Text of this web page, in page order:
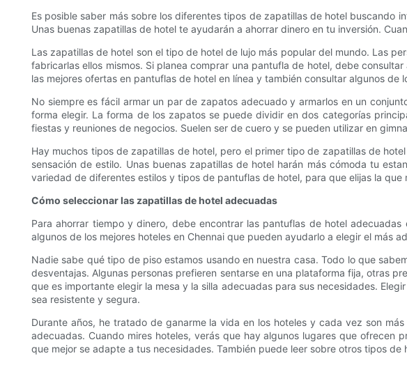
Es posible saber más sobre los diferentes tipos de zapatillas de hotel
Unas buenas zapatillas de hotel te ayudarán a ahorrar dinero en tu inversión.
Las zapatillas de hotel son el tipo de hotel de lujo más popular del mundo. Las
fabricarlas ellos mismos. Si planea comprar una pantufla de hotel, debe
las mejores ofertas en pantuflas de hotel en línea y también consultar algunos
No siempre es fácil armar un par de zapatos adecuado y armarlos en un
forma elegir. La forma de los zapatos se puede dividir en dos categorías
fiestas y reuniones de negocios. Suelen ser de cuero y se pueden utilizar en
Hay muchos tipos de zapatillas de hotel, pero el primer tipo de zapatillas de
sensación de estilo. Unas buenas zapatillas de hotel harán más cómoda tu
variedad de diferentes estilos y tipos de pantuflas de hotel, para que elijas la que
Cómo seleccionar las zapatillas de hotel adecuadas
Para ahorrar tiempo y dinero, debe encontrar las pantuflas de hotel
algunos de los mejores hoteles en Chennai que pueden ayudarlo a elegir el más
Nadie sabe qué tipo de piso estamos usando en nuestra casa. Todo lo que
desventajas. Algunas personas prefieren sentarse en una plataforma fija, otras
que es importante elegir la mesa y la silla adecuadas para sus necesidades.
sea resistente y segura.
Durante años, he tratado de ganarme la vida en los hoteles y cada vez son
adecuadas. Cuando mires hoteles, verás que hay algunos lugares que
que mejor se adapte a tus necesidades. También puede leer sobre otros tipos de